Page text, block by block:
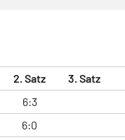
2. Satz 3. Satz
6:3
6:0